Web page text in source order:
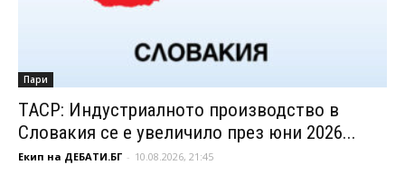
Пари
ТАСР: Индустриалното производство в
Словакия се е увеличило през юни 2026...
Екип на ДЕБАТИ.БГ - 10.08.2026, 21:45